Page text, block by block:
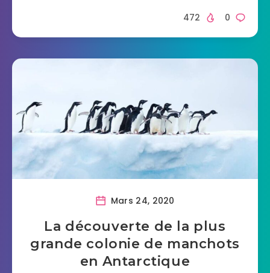
0
472
Mars 24, 2020
La découverte de la plus
grande colonie de manchots
en Antarctique